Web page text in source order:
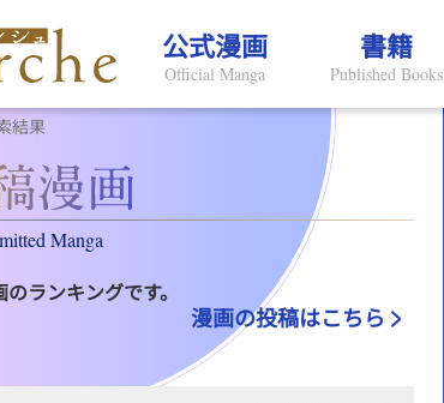
公式漫画
Official Manga
書籍
Published Books
結果
Manga
ランキングです。
漫画の投稿はこちら